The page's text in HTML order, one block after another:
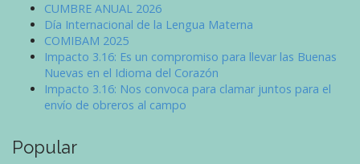
CUMBRE ANUAL 2026
Día Internacional de la Lengua Materna
COMIBAM 2025
Impacto 3.16: Es un compromiso para llevar las Buenas
Nuevas en el Idioma del Corazón
Impacto 3.16: Nos convoca para clamar juntos para el
envío de obreros al campo
Popular